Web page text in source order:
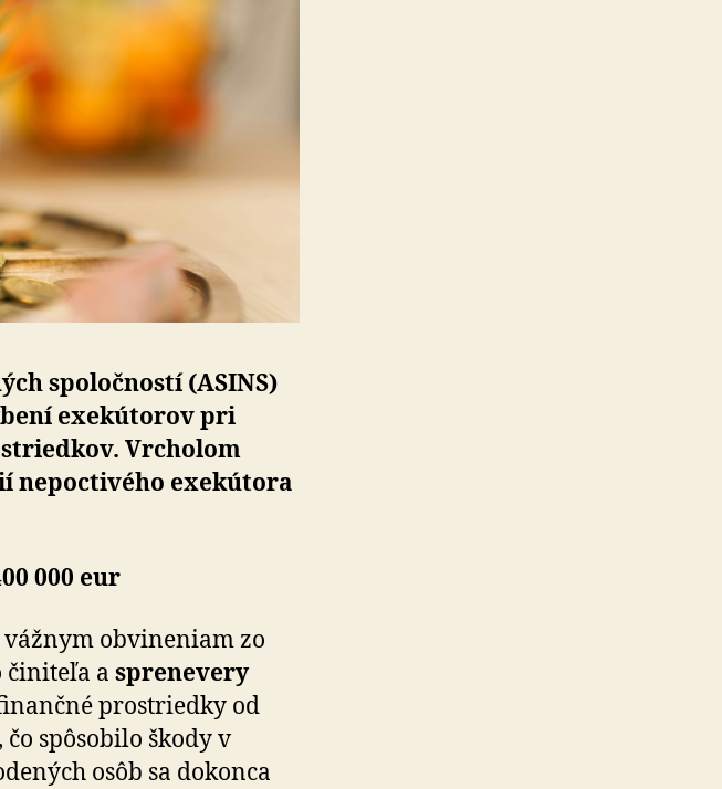
spoločností (ASINS)
exekútorov pri
Vrcholom
nepoctivého exekútora
000 eur
obvineniam zo
činiteľa a sprenevery
prostriedky od
spôsobilo škody v
osôb sa dokonca